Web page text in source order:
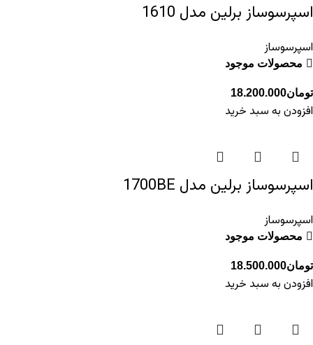
اسپرسوساز برلین مدل 1610
اسپرسوساز
محصولات موجود
تومان18.200.000
افزودن به سبد خرید
اسپرسوساز برلین مدل 1700BE
اسپرسوساز
محصولات موجود
تومان18.500.000
افزودن به سبد خرید